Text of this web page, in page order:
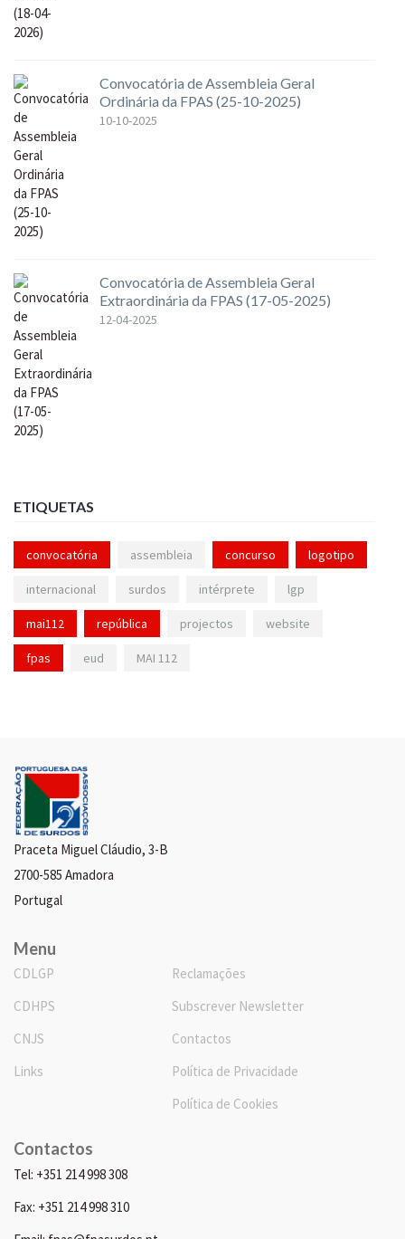
Convocatória de Assembleia Geral
Ordinária da FPAS (25-10-2025)
10-10-2025
Convocatória de Assembleia Geral
Extraordinária da FPAS (17-05-2025)
12-04-2025
ETIQUETAS
convocatória assembleia concurso logotipo
internacional surdos intérprete lgp
mai112 república projectos website
fpas eud MAI 112
Praceta Miguel Cláudio, 3-B
2700-585 Amadora
Portugal
Menu
CDLGP
CDHPS
CNJS
Links
Reclamações
Subscrever Newsletter
Contactos
Política de Privacidade
Política de Cookies
Contactos
Tel: +351 214 998 308
Fax: +351 214 998 310